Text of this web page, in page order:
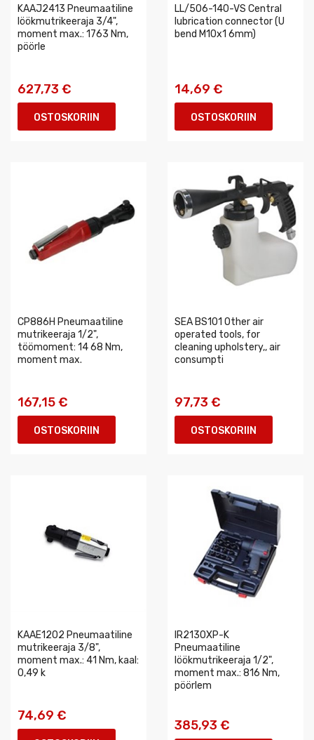
KAAJ2413 Pneumaatiline
löökmutrikeeraja 3/4",
moment max.: 1763 Nm,
pöörle
627,73 €
OSTOSKORIIN
LL/506-140-VS Central
lubrication connector (U
bend M10x1 6mm)
14,69 €
OSTOSKORIIN
CP886H Pneumaatiline
mutrikeeraja 1/2",
töömoment: 14 68 Nm,
moment max.
167,15 €
OSTOSKORIIN
SEA BS101 Other air
operated tools, for
cleaning upholstery,, air
consumpti
97,73 €
OSTOSKORIIN
KAAE1202 Pneumaatiline
mutrikeeraja 3/8",
moment max.: 41 Nm, kaal:
0,49 k
74,69 €
IR2130XP-K
Pneumaatiline
löökmutrikeeraja 1/2",
moment max.: 816 Nm,
pöörlem
385,93 €